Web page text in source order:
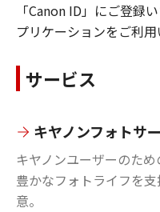
「Canon ID」にご登録
プリケーションをご利用
サービス
キヤノンフォトサ
キヤノンユーザーのた
豊かなフォトライフを
意。